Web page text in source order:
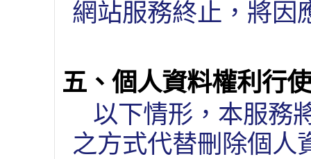
網站服務終止，將因
五、個人資料權利行
以下情形，本服務
之方式代替刪除個人